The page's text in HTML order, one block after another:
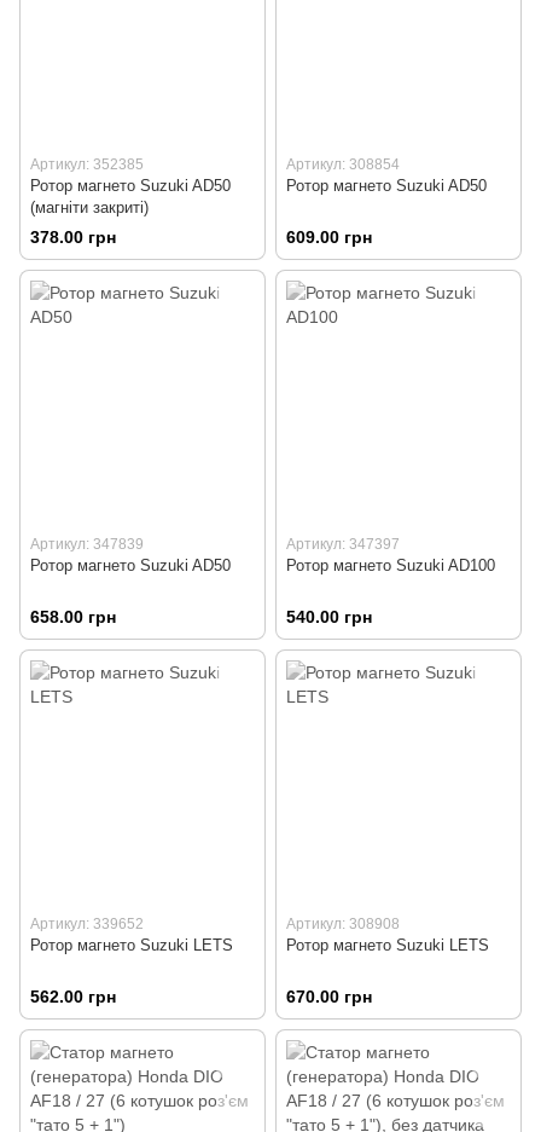
Артикул: 352385
Ротор магнето Suzuki AD50
(магніти закриті)
378.00 грн
Артикул: 308854
Ротор магнето Suzuki AD50
609.00 грн
Артикул: 347839
Ротор магнето Suzuki AD50
658.00 грн
Артикул: 347397
Ротор магнето Suzuki AD100
540.00 грн
Артикул: 339652
Ротор магнето Suzuki LETS
562.00 грн
Артикул: 308908
Ротор магнето Suzuki LETS
670.00 грн